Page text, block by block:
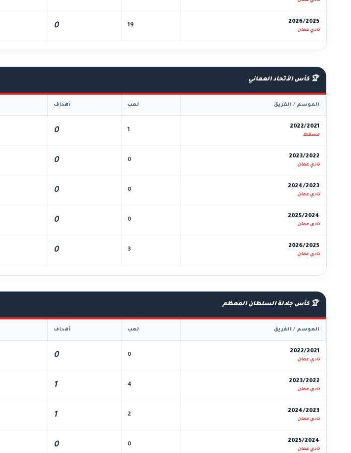
2026/2025
نادي عمان
19
0
🏆 كأس الأتحاد العماني
الموسم / الفريق لعب أهداف
2022/2021
مسقط
1
0
2023/2022
نادي عمان
0
0
2024/2023
نادي عمان
0
0
2025/2024
نادي عمان
0
0
2026/2025
نادي عمان
3
0
🏆 كأس جلالة السلطان المعظم
الموسم / الفريق لعب أهداف
2022/2021
نادي عمان
0
0
2023/2022
نادي عمان
4
1
2024/2023
نادي عمان
2
1
2025/2024
نادي عمان
0
0